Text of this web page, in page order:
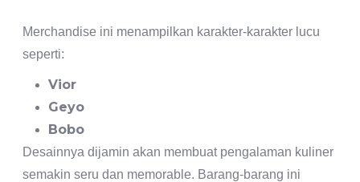
Merchandise ini menampilkan karakter-karakter lucu
seperti:
Vior
Geyo
Bobo
Desainnya dijamin akan membuat pengalaman kuliner
semakin seru dan memorable. Barang-barang ini